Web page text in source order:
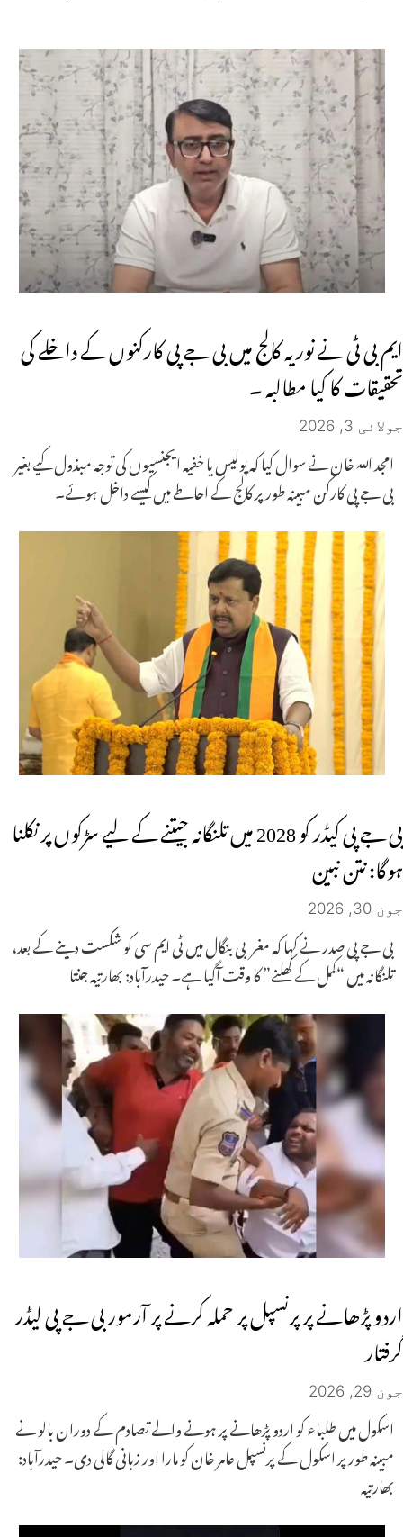
ایم بی ٹی نے نوریہ کالج میں بی جے پی کارکنوں کے داخلے کی
تحقیقات کا کیا مطالبہ ۔
جولائی 3, 2026
امجد اللہ خان نے سوال کیا کہ پولیس یا خفیہ ایجنسیوں کی توجہ مبذول کیے بغیر
بی جے پی کارکن مبینہ طور پر کالج کے احاطے میں کیسے داخل ہوئے۔
بی جے پی کیڈر کو 2028 میں تلنگانہ جیتنے کے لیے سڑکوں پر نکلنا
ہوگا: نتن نبین
جون 30, 2026
بی جے پی صدر نے کہا کہ مغربی بنگال میں ٹی ایم سی کو شکست دینے کے بعد،
تلنگانہ میں “کمل کے کھلنے” کا وقت آگیا ہے۔ حیدرآباد: بھارتیہ جنتا
اردو پڑھانے پر پرنسپل پر حملہ کرنے پر آرمور بی جے پی لیڈر
گرفتار
جون 29, 2026
اسکول میں طلباء کو اردو پڑھانے پر ہونے والے تصادم کے دوران بالو نے
مبینہ طور پر اسکول کے پرنسپل عامر خان کو مارا اور زبانی گالی دی۔ حیدرآباد:
بھارتیہ